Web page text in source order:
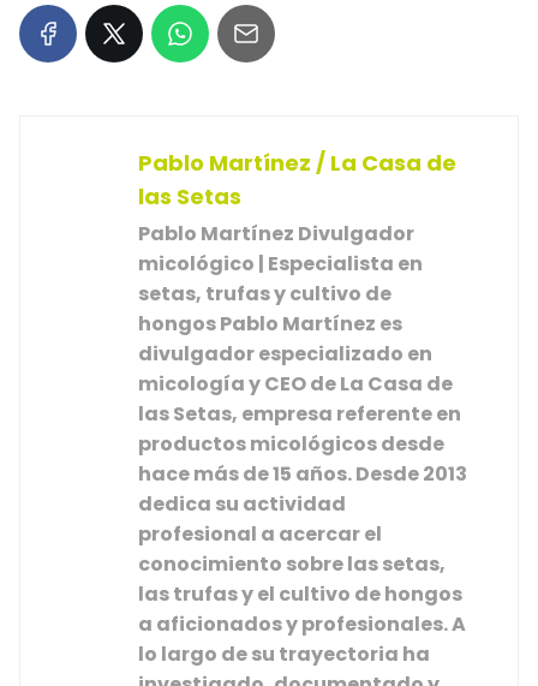
Pablo Martínez / La Casa de
las Setas
Pablo Martínez Divulgador
micológico | Especialista en
setas, trufas y cultivo de
hongosPablo Martínez es
divulgador especializado en
micologíayCEO de La Casa de
las Setas, empresa referente en
productos micológicos desde
hace más de 15 años. Desde 2013
dedica su actividad
profesional a acercar el
conocimiento sobre las setas,
las trufas y el cultivo de hongos
a aficionados y profesionales. A
lo largo de su trayectoria ha